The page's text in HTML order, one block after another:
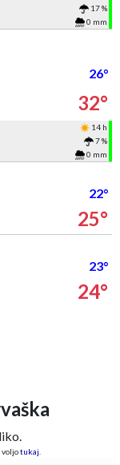
17 %
0 mm
26°
32°
14 h
7 %
0 mm
22°
25°
23°
24°
tukaj